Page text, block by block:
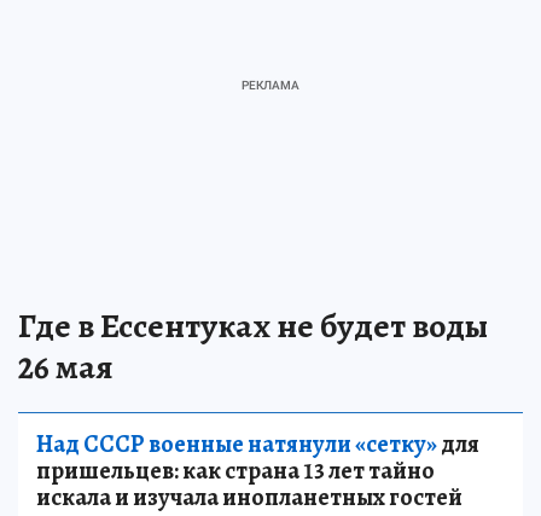
Где в Ессентуках не будет воды
26 мая
Над СССР военные натянули «сетку»для
пришельцев: как страна 13 лет тайно
искала и изучала инопланетных гостей